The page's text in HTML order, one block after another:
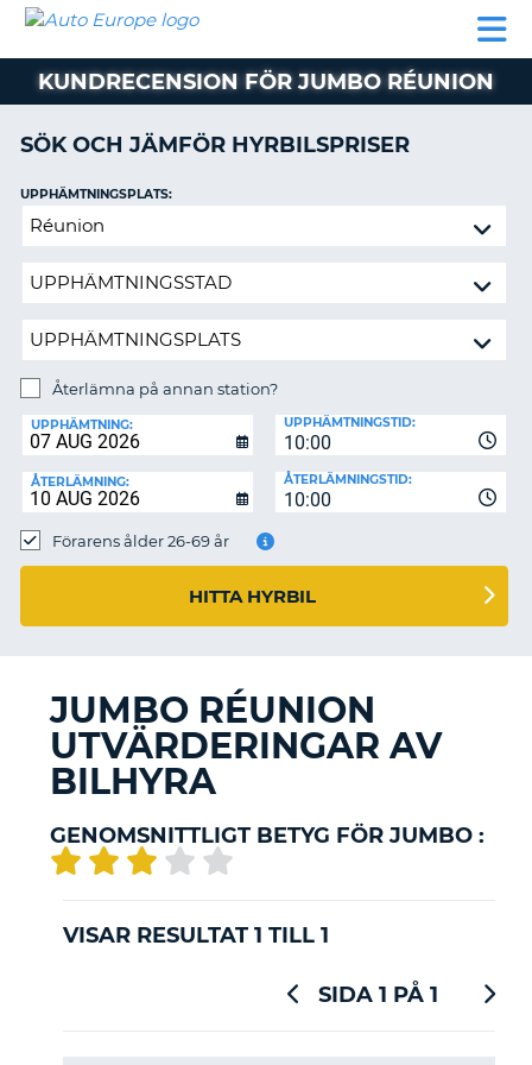
HYRBIL
HYRA
PARTNER
AUTO
EUROPE
HYRBIL
HYRA
HUSBIL
MIN
MEDLEMSINFORMATION
ADMINISTRERA
BOKNING
SVERIGE
KUNDRECENSION FÖR JUMBO RÉUNION
SÖK OCH JÄMFÖR HYRBILSPRISER
Återlämna
annan
UPPHÄMTNINGSPLATS:
Återlämna på annan station?
UPPHÄMTNING:
10:00
UPPHÄMTNINGSTID:
ÅTERLÄMNING:
10:00
ÅTERLÄMNINGSTID:
Förarens ålder 26-69 år
HITTA HYRBIL
JUMBO RÉUNION
UTVÄRDERINGAR AV
BILHYRA
GENOMSNITTLIGT BETYG FÖR JUMBO :
VISAR RESULTAT 1 TILL 1
SIDA 1 PÅ 1